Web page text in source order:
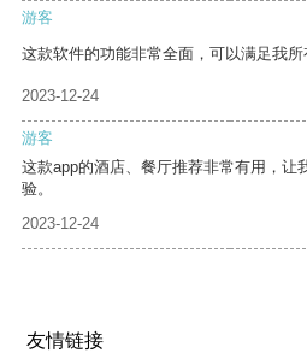
游客
这款软件的功能非常全面，可以满足我所
2023-12-24
游客
这款app的酒店、餐厅推荐非常有用，让
验。
2023-12-24
友情链接